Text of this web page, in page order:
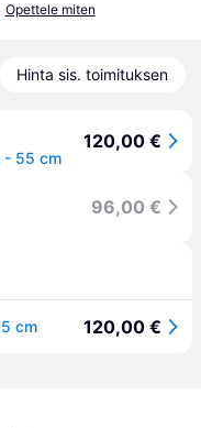
Opettele miten
Hinta sis. toimituksen
- 55 cm
120,00 €
96,00 €
cm 120,00 €